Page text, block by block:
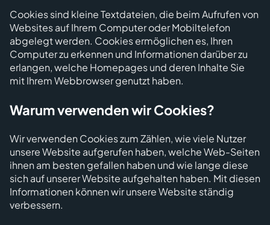
Cookies sind kleine Textdateien, die beim Aufrufen von
Websites auf Ihrem Computer oder Mobiltelefon
abgelegt werden. Cookies ermöglichen es, Ihren
Computer zu erkennen und Informationen darüber zu
erlangen, welche Homepages und deren Inhalte Sie
mit Ihrem Webbrowser genutzt haben.
Warum verwenden wir Cookies?
Wir verwenden Cookies zum Zählen, wie viele Nutzer
unsere Website aufgerufen haben, welche Web-Seiten
ihnen am besten gefallen haben und wie lange diese
sich auf unserer Website aufgehalten haben. Mit diesen
Informationen können wir unsere Website ständig
verbessern.